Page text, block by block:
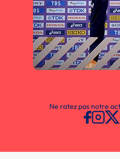
Ne ratez pas notre